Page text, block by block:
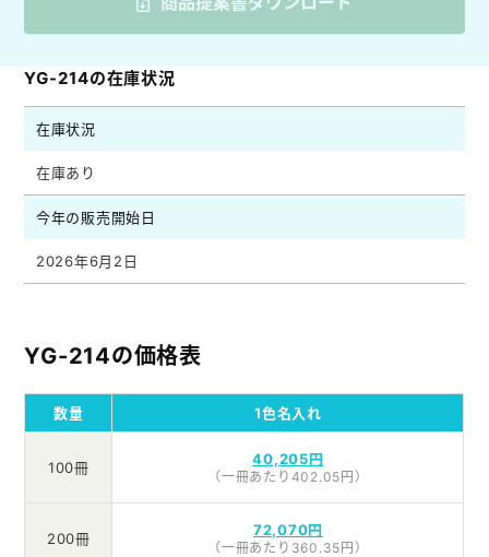
YG-214の在庫状況
在庫状況
在庫あり
今年の販売開始日
2026年6月2日
YG-214の価格表
数量 1色名入れ
100冊 40,205円
（一冊あたり402.05円）
200冊 72,070円
（一冊あたり360.35円）